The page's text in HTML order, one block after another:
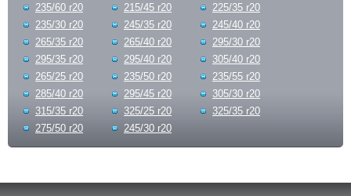
235/60 r20
215/45 r20
225/35 r20
235/30 r20
245/35 r20
245/40 r20
265/35 r20
265/40 r20
295/30 r20
295/35 r20
295/40 r20
305/40 r20
265/25 r20
235/50 r20
235/55 r20
285/40 r20
295/45 r20
305/30 r20
315/35 r20
325/25 r20
325/35 r20
275/50 r20
245/30 r20